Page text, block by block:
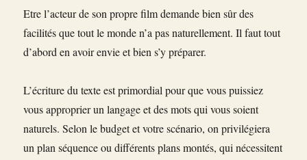
Etre l’acteur de son propre film demande bien sûr des
facilités que tout le monde n’a pas naturellement. Il faut tout
d’abord en avoir envie et bien s’y préparer.
L’écriture du texte est primordial pour que vous puissiez
vous approprier un langage et des mots qui vous soient
naturels. Selon le budget et votre scénario, on privilégiera
un plan séquence ou différents plans montés, qui nécessitent